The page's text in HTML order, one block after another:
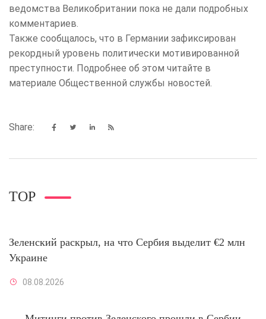
ведомства Великобритании пока не дали подробных
комментариев.
Также сообщалось, что в Германии зафиксирован
рекордный уровень политически мотивированной
преступности. Подробнее об этом читайте в
материале Общественной службы новостей.
Share:
TOP
Зеленский раскрыл, на что Сербия выделит €2 млн
Украине
08.08.2026